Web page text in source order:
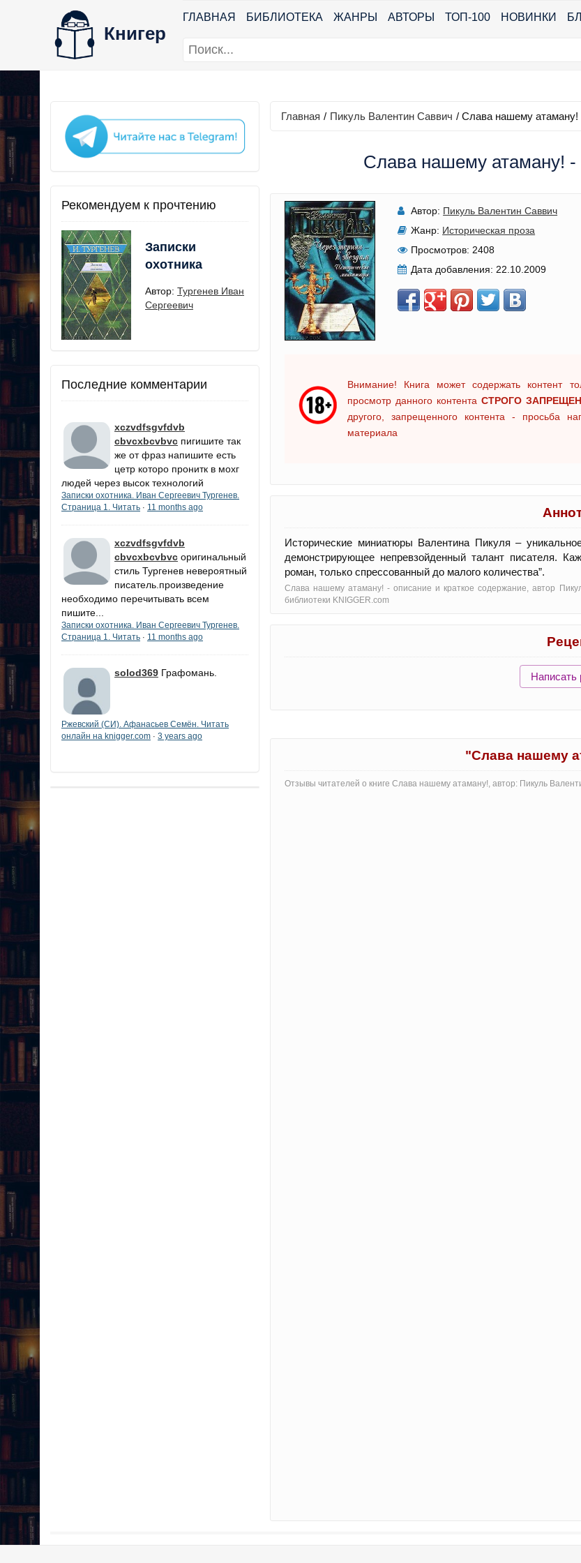
Книгер
ГЛАВНАЯ БИБЛИОТЕКА ЖАНРЫ АВТОРЫ ТОП-100 НОВИНКИ
Рекомендуем к прочтению
Записки
охотника
Автор: Тургенев Иван
Сергеевич
Последние комментарии
xczvdfsgvfdvb
cbvcxbcvbvc пигишите так
же от фраз напишите есть
цетр которо пронитк в мохг
людей через высок технологий
Записки охотника. Иван Сергеевич Тургенев.
Страница 1. Читать · 11 months ago
xczvdfsgvfdvb
cbvcxbcvbvc оригинальный
стиль Тургенев невероятный
писатель.произведение
необходимо перечитывать всем
пишите...
Записки охотника. Иван Сергеевич Тургенев.
Страница 1. Читать · 11 months ago
solod369 Графомань.
Ржевский (СИ). Афанасьев Семён. Читать
онлайн на knigger.com · 3 years ago
Главная / Пикуль Валентин Саввич / Слава нашему атаману!
Слава нашему атаману!
Автор: Пикуль Валентин Саввич
Жанр: Историческая проза
Просмотров: 2408
Дата добавления: 22.10.2009
Внимание! Книга может содержать контент
просмотр данного контента СТРОГО
другого, запрещенного контента - просьба
материала
Исторические миниатюры Валентина Пикуля –
демонстрирующее непревзойденный талант писателя.
роман, только спрессованный до малого количества”.
Слава нашему атаману! - oписание и краткое содержание, автор
библиотеки KNIGGER.com
Написать
"Слава нашему
Отзывы читателей о книге Слава нашему атаману!, автор: Пикуль